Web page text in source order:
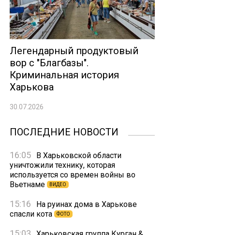
Легендарный продуктовый
вор с "Благбазы".
Криминальная история
Харькова
30.07.2026
ПОСЛЕДНИЕ НОВОСТИ
16:05
В Харьковской области
уничтожили технику, которая
используется со времен войны во
Вьетнаме
ВИДЕО
15:16
На руинах дома в Харькове
спасли кота
ФОТО